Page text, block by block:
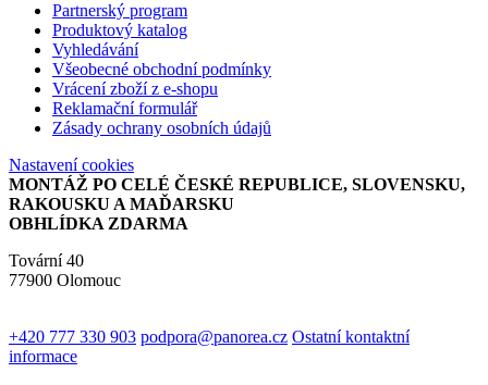
Partnerský program
Produktový katalog
Vyhledávání
Všeobecné obchodní podmínky
Vrácení zboží z e-shopu
Reklamační formulář
Zásady ochrany osobních údajů
Nastavení cookies
MONTÁŽ PO CELÉ ČESKÉ REPUBLICE, SLOVENSKU,
RAKOUSKU A MAĎARSKU
OBHLÍDKA ZDARMA
Tovární 40
77900 Olomouc
+420 777 330 903 podpora@panorea.cz Ostatní kontaktní
informace